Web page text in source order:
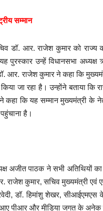
सम्मान
डॉ. आर. राजेश कुमार को
पुरस्कार उन्हें विधानसभा
आर. राजेश कुमार ने कहा कि
जा रहा है। उन्होंने बताया कि
कि यह सम्मान मुख्यमंत्री के
है।
अजीत पाठक ने सभी अतिथियों
कुमार, सचिव मुख्यमंत्री एवं
डॉ. हिमांशु शेखर,
पीआर और मीडिया जगत के अनेक